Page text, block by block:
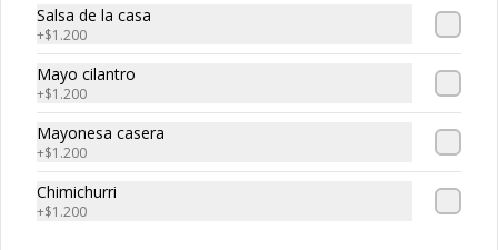
Mesa central: 227854408
Términos y condiciones
Política de privacidad
Redes sociales
Instagram
TikTok
Salsa de la casa
+$1.200
Mayo cilantro
+$1.200
Mayonesa casera
+$1.200
Chimichurri
+$1.200